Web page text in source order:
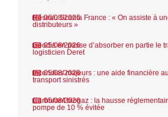
06/08/2026
Réseau Scania France : « On assiste à
distributeurs »
05/08/2026
Geodis en passe d’absorber en partie le
logisticien Deret
05/08/2026
Incendies majeurs : une aide financière
transport sinistrés
05/08/2026
Carburant biogaz : la hausse
pompe de 10 % évitée